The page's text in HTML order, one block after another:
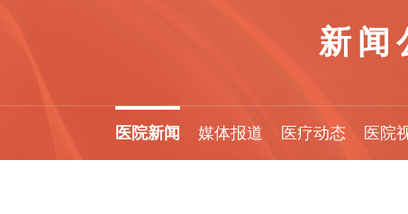
新闻
医院新闻 媒体报道 医疗动态 医院